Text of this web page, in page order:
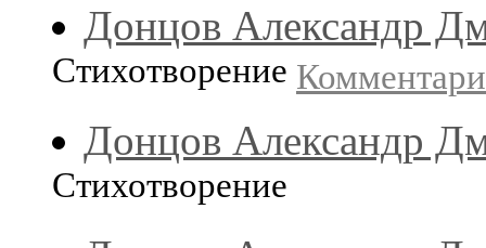
Донцов Александр
Стихотворение
Донцов Александр
Стихотворение